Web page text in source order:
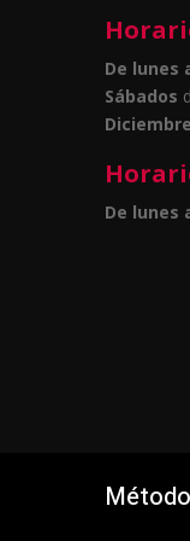
De lunes
Sábados
De lunes